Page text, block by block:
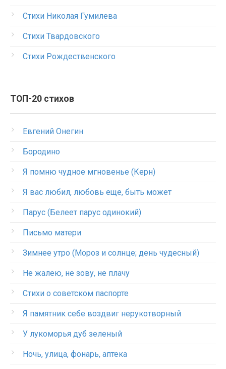
Стихи Николая Гумилева
Стихи Твардовского
Стихи Рождественского
ТОП-20 стихов
Евгений Онегин
Бородино
Я помню чудное мгновенье (Керн)
Я вас любил, любовь еще, быть может
Парус (Белеет парус одинокий)
Письмо матери
Зимнее утро (Мороз и солнце; день чудесный)
Не жалею, не зову, не плачу
Стихи о советском паспорте
Я памятник себе воздвиг нерукотворный
У лукоморья дуб зеленый
Ночь, улица, фонарь, аптека